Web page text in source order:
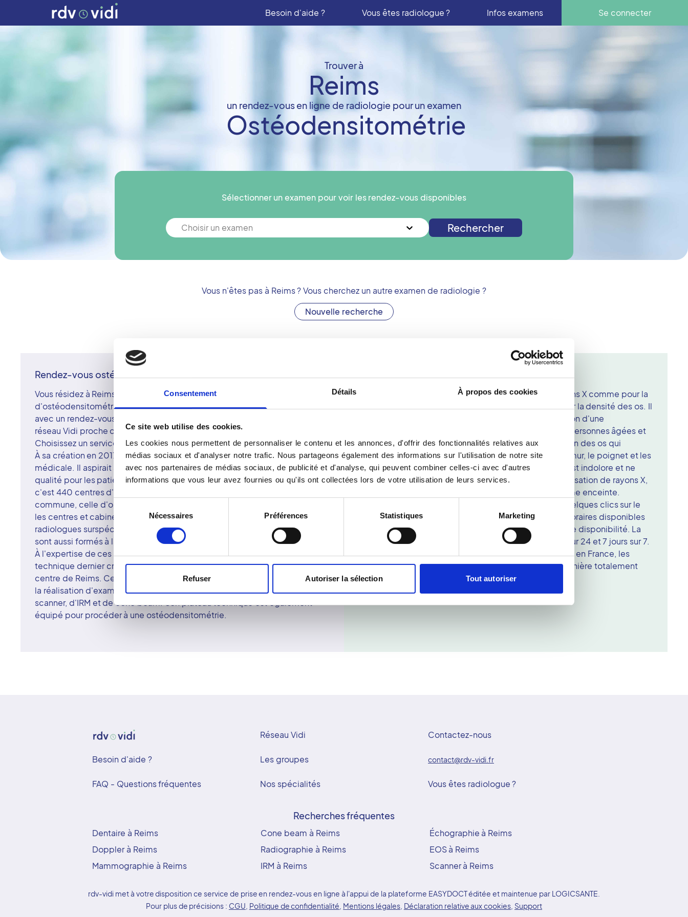
Consentement Détails À propos des cookies
Ce site web utilise des cookies.
Les cookies nous permettent de personnaliser le contenu et les annonces, d'offrir des fonctionnalités relatives aux
médias sociaux et d'analyser notre trafic. Nous partageons également des informations sur l'utilisation de notre site
avec nos partenaires de médias sociaux, de publicité et d'analyse, qui peuvent combiner celles-ci avec d'autres
informations que vous leur avez fournies ou qu'ils ont collectées lors de votre utilisation de leurs services.
du
consentement
Nécessaires Préférences Statistiques Marketing
Refuser Autoriser la sélection Tout autoriser
Besoin d'aide ? Vous êtes radiologue ? Infos examens Se connecter
Trouver à
Reims
un rendez-vous en ligne de radiologie pour un examen
Ostéodensitométrie
Sélectionner un examen pour voir les rendez-vous disponibles
Choisir un examen Rechercher
Vous n'êtes pas à Reims? Vous cherchez un autre examen de radiologie ?
Nouvelle recherche
Rendez-vous ostéodensitométrie à Reims
Vous résidez à Reims et ses alentours et devez passer un examen
d'ostéodensitométrie ? Optez pour la proximité et le professionnalisme
avec un rendez-vous dans un cabinet d'imagerie médicale membre du
réseau Vidi proche de chez vous.
Choisissez un service d'excellence dans un centre du réseau Vidi
À sa création en 2017, le réseau Vidi regroupait 14 centres d'imagerie
médicale. Il aspirait alors à faciliter l'accès aux soins et aux diagnostics de
qualité pour les patients dans toute la France. Aujourd'hui, le réseau Vidi,
c'est 440 centres d'imagerie médicale. Tous les sites partagent une valeur
commune, celle d'optimiser le parcours de soin de tous les patients. Tous
les centres et cabinets membres du réseau Vidi font alors appel à des
radiologues surspécialisés en mesure d'établir des diagnostics sûrs. Ils
sont aussi formés à la radiologie interventionnelle.
À l'expertise de ces professionnels s'ajoute la mise en place d'un plateau
technique dernier cri commun à tous les sites du réseau Vidi comme votre
centre de Reims. Celui-ci dispose en effet d'un équipement complet pour
la réalisation d'examens radiologiques conventionnels, mais aussi de
scanner, d'IRM et de cone beam. Son plateau technique est également
équipé pour procéder à une ostéodensitométrie.
L'ostéodensitométrie est basée sur l'utilisation de rayons X comme pour la
radiographie standard. Cet examen permet de mesurer la densité des os. Il
est surtout indiqué pour déceler et pour suivre l'évolution d'une
ostéoporose. Cette affection plus fréquente chez les personnes âgées et
chez la gent féminine se traduit par une déminéralisation des os qui
peuvent alors se fracturer très facilement. Le col du fémur, le poignet et les
vertèbres sont les plus souvent touchés. Cet examen est indolore et ne
requiert pas de préparation particulière. Du fait de l'utilisation de rayons X,
l'ostéodensitométrie est contre-indiquée chez la femme enceinte.
Prenez rendez-vous ostéodensitométrie à Reims en quelques clics sur le
site rdv-Vidi.fr. Vous aurez une meilleure visibilité des horaires disponibles
et aurez plus de facilité à choisir la date adaptée à votre disponibilité. La
prise de rendez-vous en ligne peut se faire 24 heures sur 24 et 7 jours sur 7.
Qu'importe le site de Vidi où vous passez votre examen en France, les
résultats sont également visibles en ligne, et ce, de manière totalement
sécurisée.
Besoin d'aide ?
FAQ - Questions fréquentes
Réseau Vidi
Les groupes
Nos spécialités
Contactez-nous
contact@rdv-vidi.fr
Vous êtes radiologue ?
Recherches fréquentes
Dentaire à Reims Cone beam à Reims
Échographie à Reims
Doppler à Reims
Radiographie à Reims
EOS à Reims
Mammographie à Reims
IRM à Reims Scanner à Reims
rdv-vidi met à votre disposition ce service de prise en rendez-vous en ligne à l'appui de la plateforme EASYDOCT éditée et maintenue par LOGICSANTE.
Pour plus de précisions : CGU Politique de confidentialité Mentions légales Déclaration relative aux cookies Support